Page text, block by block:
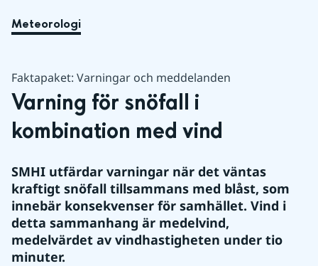
Meteorologi
Faktapaket: Varningar och meddelanden
Varning för snöfall i
kombination med vind
SMHI utfärdar varningar när det väntas
kraftigt snöfall tillsammans med blåst, som
innebär konsekvenser för samhället. Vind i
detta sammanhang är medelvind,
medelvärdet av vindhastigheten under tio
minuter.